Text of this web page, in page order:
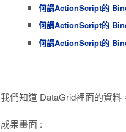
何謂ActionScript的
何謂ActionScript的
何謂ActionScript的
我們知道 DataGrid裡面的資
成果畫面 :